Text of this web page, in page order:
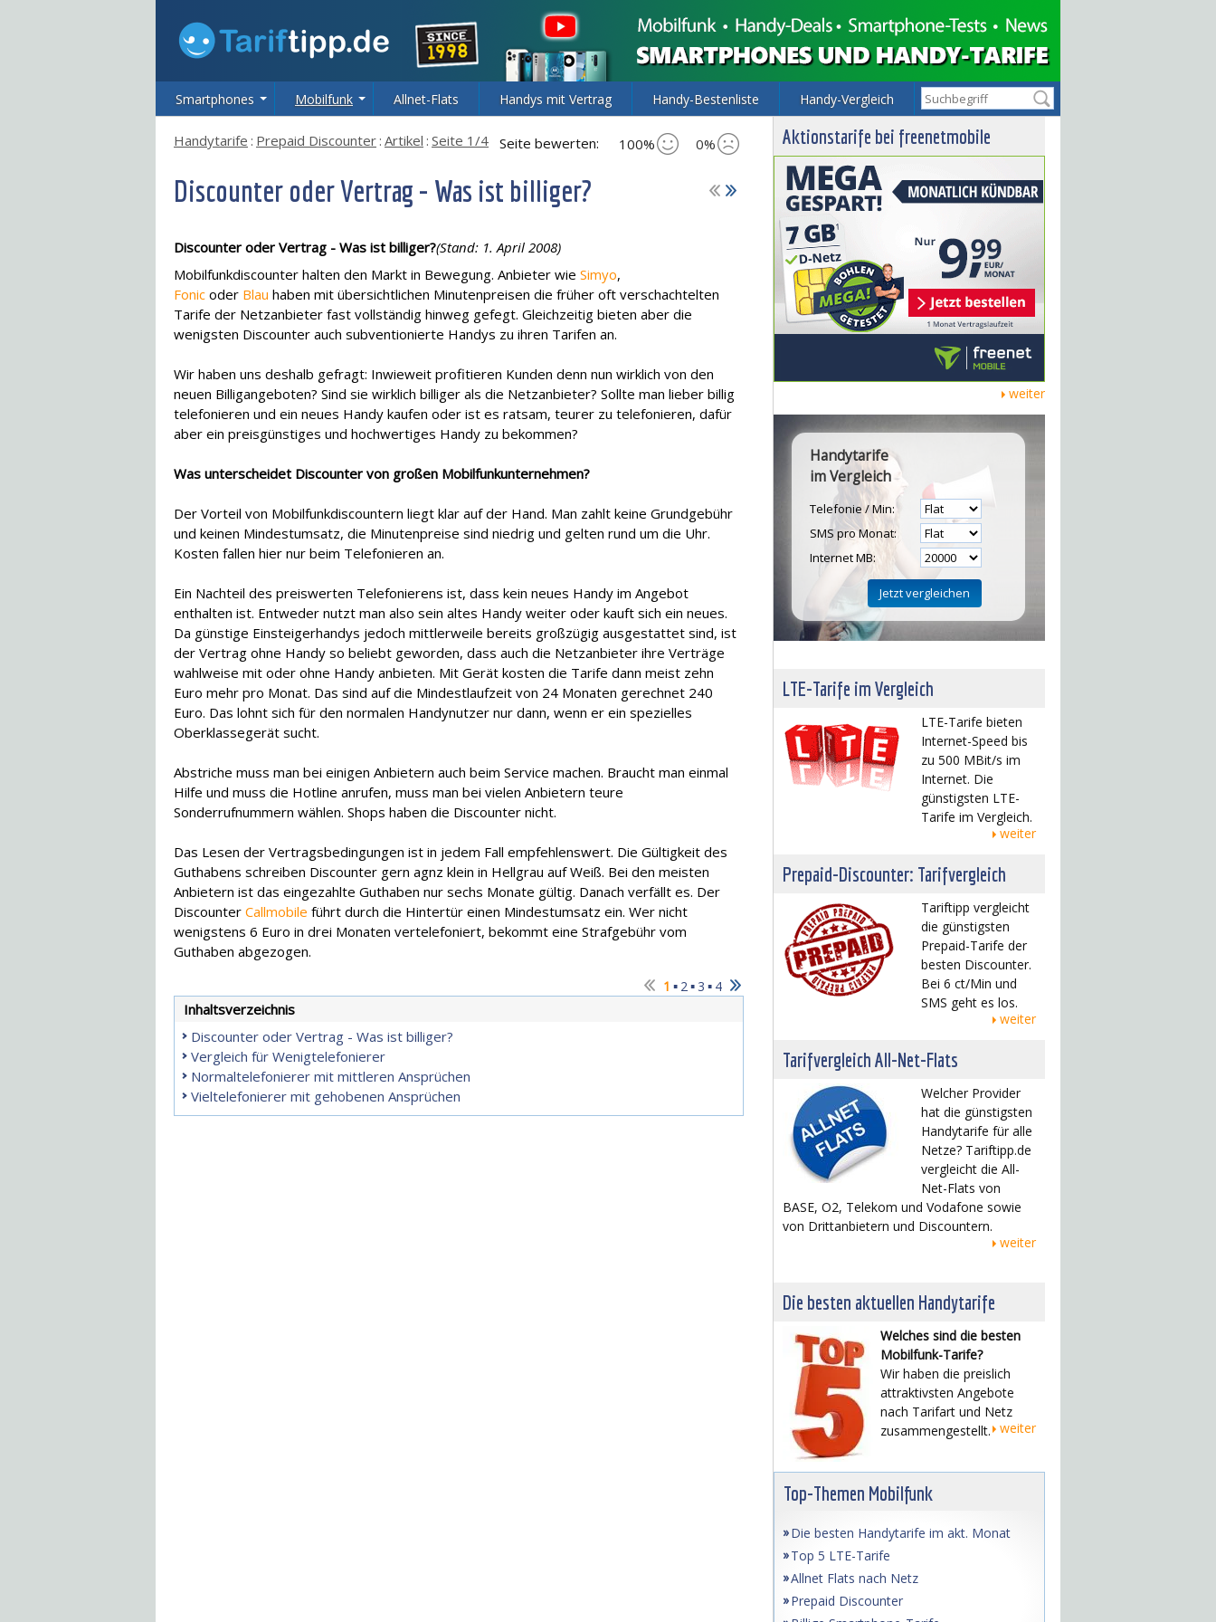
Smartphones Mobilfunk Allnet-Flats Handys mit Vertrag Handy-Bestenliste Handy-Vergleich
Seite bewerten: 100% 0%
Handytarife : Prepaid Discounter : Artikel : Seite 1/4
Discounter oder Vertrag - Was ist billiger?
Discounter oder Vertrag - Was ist billiger?(Stand: 1. April 2008)
Mobilfunkdiscounter halten den Markt in Bewegung. Anbieter wie Simyo,
Fonic oder Blau haben mit übersichtlichen Minutenpreisen die früher oft verschachtelten
Tarife der Netzanbieter fast vollständig hinweg gefegt. Gleichzeitig bieten aber die
wenigsten Discounter auch subventionierte Handys zu ihren Tarifen an.
Wir haben uns deshalb gefragt: Inwieweit profitieren Kunden denn nun wirklich von den
neuen Billigangeboten? Sind sie wirklich billiger als die Netzanbieter? Sollte man lieber billig
telefonieren und ein neues Handy kaufen oder ist es ratsam, teurer zu telefonieren, dafür
aber ein preisgünstiges und hochwertiges Handy zu bekommen?
Was unterscheidet Discounter von großen Mobilfunkunternehmen?
Der Vorteil von Mobilfunkdiscountern liegt klar auf der Hand. Man zahlt keine Grundgebühr
und keinen Mindestumsatz, die Minutenpreise sind niedrig und gelten rund um die Uhr.
Kosten fallen hier nur beim Telefonieren an.
Ein Nachteil des preiswerten Telefonierens ist, dass kein neues Handy im Angebot
enthalten ist. Entweder nutzt man also sein altes Handy weiter oder kauft sich ein neues.
Da günstige Einsteigerhandys jedoch mittlerweile bereits großzügig ausgestattet sind, ist
der Vertrag ohne Handy so beliebt geworden, dass auch die Netzanbieter ihre Verträge
wahlweise mit oder ohne Handy anbieten. Mit Gerät kosten die Tarife dann meist zehn
Euro mehr pro Monat. Das sind auf die Mindestlaufzeit von 24 Monaten gerechnet 240
Euro. Das lohnt sich für den normalen Handynutzer nur dann, wenn er ein spezielles
Oberklassegerät sucht.
Abstriche muss man bei einigen Anbietern auch beim Service machen. Braucht man einmal
Hilfe und muss die Hotline anrufen, muss man bei vielen Anbietern teure
Sonderrufnummern wählen. Shops haben die Discounter nicht.
Das Lesen der Vertragsbedingungen ist in jedem Fall empfehlenswert. Die Gültigkeit des
Guthabens schreiben Discounter gern agnz klein in Hellgrau auf Weiß. Bei den meisten
Anbietern ist das eingezahlte Guthaben nur sechs Monate gültig. Danach verfällt es. Der
Discounter Callmobile führt durch die Hintertür einen Mindestumsatz ein. Wer nicht
wenigstens 6 Euro in drei Monaten vertelefoniert, bekommt eine Strafgebühr vom
Guthaben abgezogen.
1 ▪ 2▪ 3 ▪ 4
Inhaltsverzeichnis
Discounter oder Vertrag - Was ist billiger?
Vergleich für Wenigtelefonierer
Normaltelefonierer mit mittleren Ansprüchen
Vieltelefonierer mit gehobenen Ansprüchen
Aktionstarife bei freenetmobile
weiter
Handytarife
im Vergleich
Telefonie / Min:
SMS pro Monat:
Internet MB:
LTE-Tarife im Vergleich
LTE-Tarife bieten
Internet-Speed bis
zu 500 MBit/s im
Internet. Die
günstigsten LTE-
Tarife im Vergleich.
weiter
Prepaid-Discounter: Tarifvergleich
Tariftipp vergleicht
die günstigsten
Prepaid-Tarife der
besten Discounter.
Bei 6 ct/Min und
SMS geht es los.
weiter
Tarifvergleich All-Net-Flats
Welcher Provider
hat die günstigsten
Handytarife für alle
Netze? Tariftipp.de
vergleicht die All-
Net-Flats von
BASE, O2, Telekom und Vodafone sowie
von Drittanbietern und Discountern.
weiter
Die besten aktuellen Handytarife
Welches sind die besten
Mobilfunk-Tarife?
Wir haben die preislich
attraktivsten Angebote
nach Tarifart und Netz
zusammengestellt. weiter
Top-Themen Mobilfunk
Die besten Handytarife im akt. Monat
Top 5 LTE-Tarife
Allnet Flats nach Netz
Prepaid Discounter